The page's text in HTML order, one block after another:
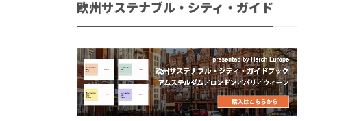
欧州サステナブル・シティ・ガイド